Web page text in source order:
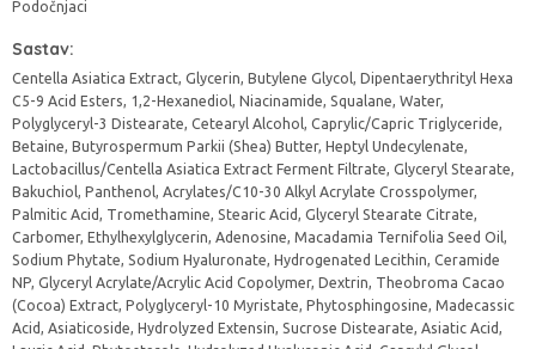
Podočnjaci
Sastav:
Centella Asiatica Extract, Glycerin, Butylene Glycol, Dipentaerythrityl Hexa
C5-9 Acid Esters, 1,2-Hexanediol, Niacinamide, Squalane, Water,
Polyglyceryl-3 Distearate, Cetearyl Alcohol, Caprylic/Capric Triglyceride,
Betaine, Butyrospermum Parkii (Shea) Butter, Heptyl Undecylenate,
Lactobacillus/Centella Asiatica Extract Ferment Filtrate, Glyceryl Stearate,
Bakuchiol, Panthenol, Acrylates/C10-30 Alkyl Acrylate Crosspolymer,
Palmitic Acid, Tromethamine, Stearic Acid, Glyceryl Stearate Citrate,
Carbomer, Ethylhexylglycerin, Adenosine, Macadamia Ternifolia Seed Oil,
Sodium Phytate, Sodium Hyaluronate, Hydrogenated Lecithin, Ceramide
NP, Glyceryl Acrylate/Acrylic Acid Copolymer, Dextrin, Theobroma Cacao
(Cocoa) Extract, Polyglyceryl-10 Myristate, Phytosphingosine, Madecassic
Acid, Asiaticoside, Hydrolyzed Extensin, Sucrose Distearate, Asiatic Acid,